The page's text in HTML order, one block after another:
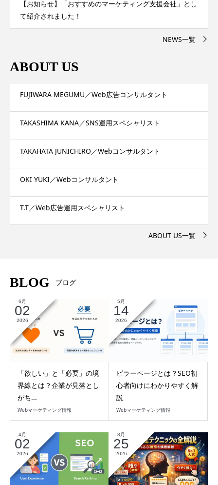
【お知らせ】「おすすめのマーケティング支援会社」とし
て紹介されました！
NEWS一覧
ABOUT US
FUJIWARA MEGUMU／Web広告コンサルタント
TAKASHIMA KANA／SNS運用スペシャリスト
TAKAHATA JUNICHIRO／Webコンサルタント
OKI YUKI／Webコンサルタント
T.T／Web広告運用スペシャリスト
ABOUT US一覧
BLOG ブログ
6月
02
2026
「欲しい」と「必要」の境
界線とは？企業が見落とし
がち...
Webマーケティング情報
5月
14
2026
ピラーページとは？SEO初
心者向けにわかりやすく解
説
Webマーケティング情報
4月
02
2026
3月
25
2026